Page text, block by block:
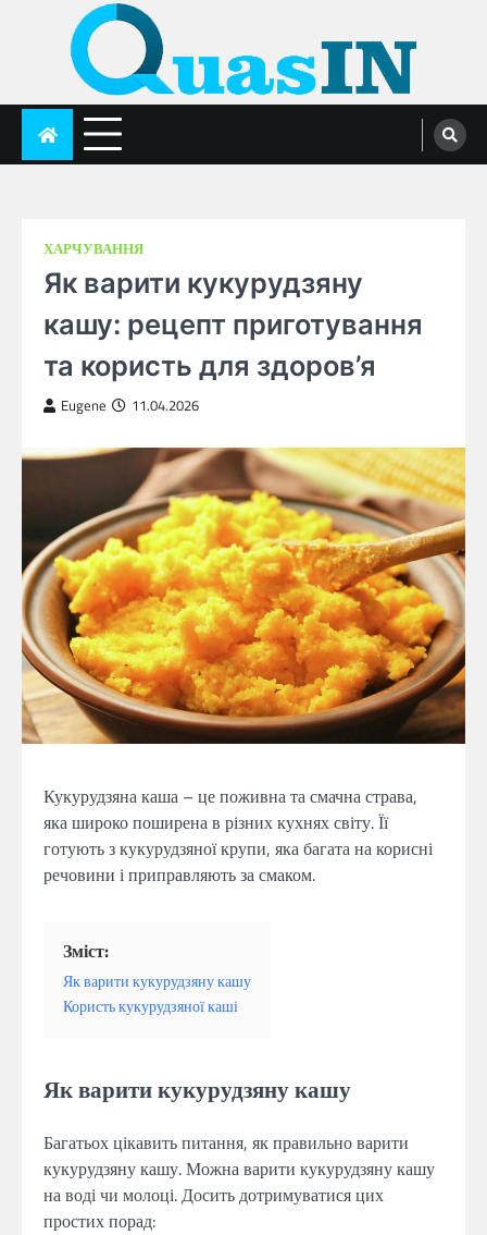
quasin.com
ХАРЧУВАННЯ
Як варити кукурудзяну
кашу: рецепт приготування
та користь для здоров’я
Eugene 11.04.2026
Кукурудзяна каша – це поживна та смачна страва,
яка широко поширена в різних кухнях світу. Її
готують з кукурудзяної крупи, яка багата на корисні
речовини і приправляють за смаком.
Зміст:
Як варити кукурудзяну кашу
Користь кукурудзяної каші
Як варити кукурудзяну кашу
Багатьох цікавить питання, як правильно варити
кукурудзяну кашу. Можна варити кукурудзяну кашу
на воді чи молоці. Досить дотримуватися цих
простих порад: